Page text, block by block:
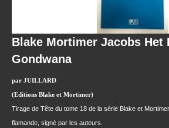
Blake Mortimer Jacobs Het
Gondwana
par JUILLARD
(Editions Blake et Mortimer)
Tirage de Tête du tome 18 de la série Blake et
flamande, signé par les auteurs.